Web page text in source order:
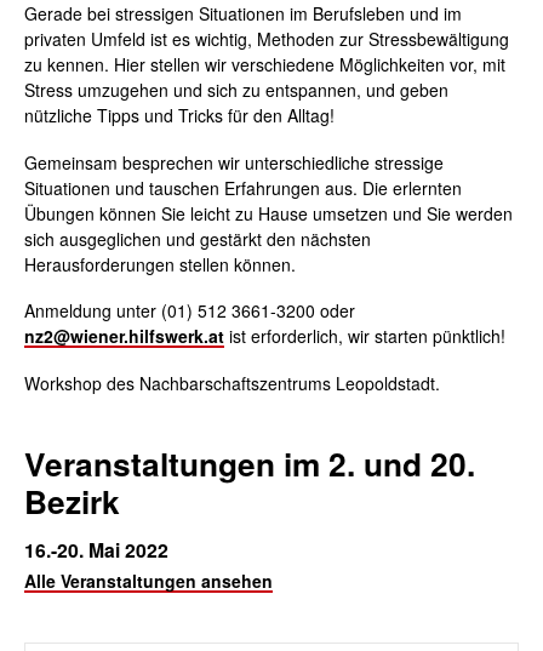
Gerade bei stressigen Situationen im Berufsleben und im
privaten Umfeld ist es wichtig, Methoden zur Stressbewältigung
zu kennen. Hier stellen wir verschiedene Möglichkeiten vor, mit
Stress umzugehen und sich zu entspannen, und geben
nützliche Tipps und Tricks für den Alltag!
Gemeinsam besprechen wir unterschiedliche stressige
Situationen und tauschen Erfahrungen aus. Die erlernten
Übungen können Sie leicht zu Hause umsetzen und Sie werden
sich ausgeglichen und gestärkt den nächsten
Herausforderungen stellen können.
Anmeldung unter (01) 512 3661-3200 oder
nz2@wiener.hilfswerk.at ist erforderlich, wir starten pünktlich!
Workshop des Nachbarschaftszentrums Leopoldstadt.
Veranstaltungen im 2. und 20.
Bezirk
16.-20. Mai 2022
Alle Veranstaltungen ansehen